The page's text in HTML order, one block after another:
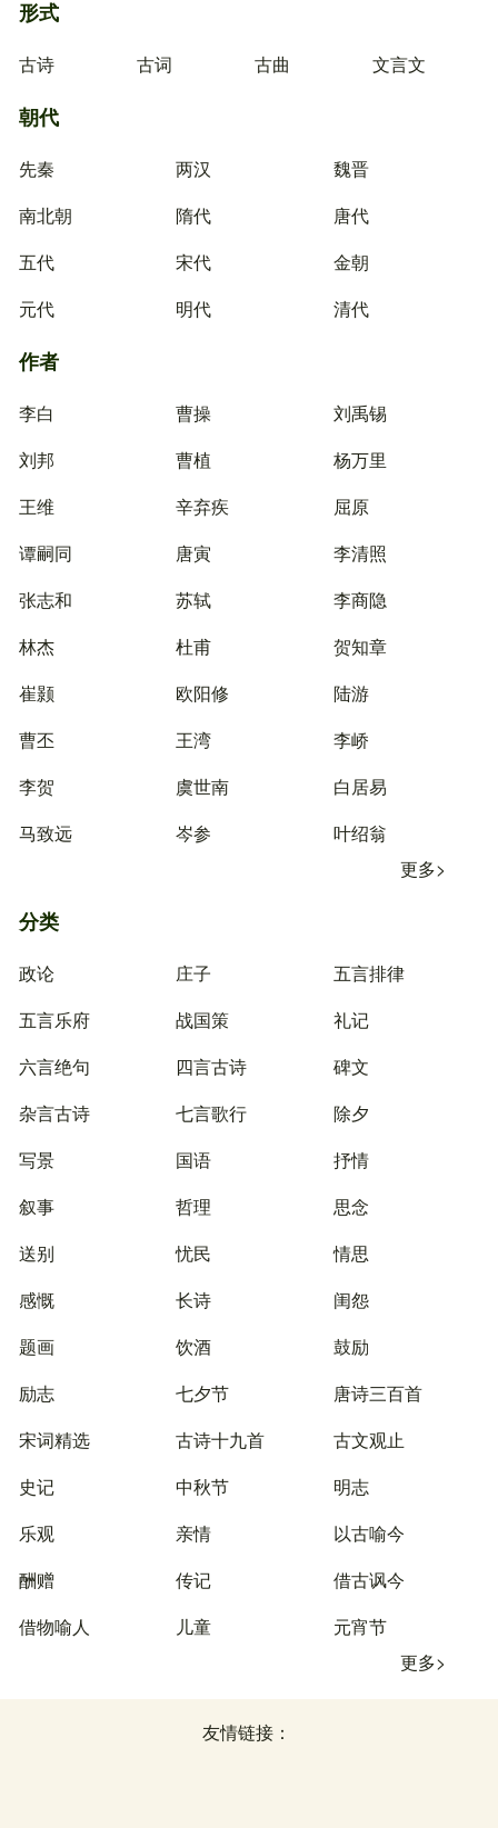
形式
古诗 古词 古曲 文言文
朝代
先秦 两汉
魏晋
南北朝
隋代
唐代
五代
宋代
金朝
元代
明代 清代
作者
李白 曹操
刘禹锡
刘邦
曹植
杨万里
王维
辛弃疾
屈原
谭嗣同
唐寅
李清照
张志和
苏轼
李商隐
林杰
杜甫
贺知章
崔颢
欧阳修
陆游
曹丕
王湾
李峤
李贺
虞世南
白居易
马致远
岑参
叶绍翁
更多>
分类
政论 庄子
五言排律
五言乐府
战国策
礼记
六言绝句
四言古诗
碑文
杂言古诗
七言歌行
除夕
写景
国语
抒情
叙事
哲理
思念
送别
忧民
情思
感慨
长诗
闺怨
题画
饮酒
鼓励
励志
七夕节
唐诗三百首
宋词精选
古诗十九首
古文观止
史记
中秋节
明志
乐观
亲情
以古喻今
酬赠
传记
借古讽今
借物喻人
儿童
元宵节
更多>
友情链接：